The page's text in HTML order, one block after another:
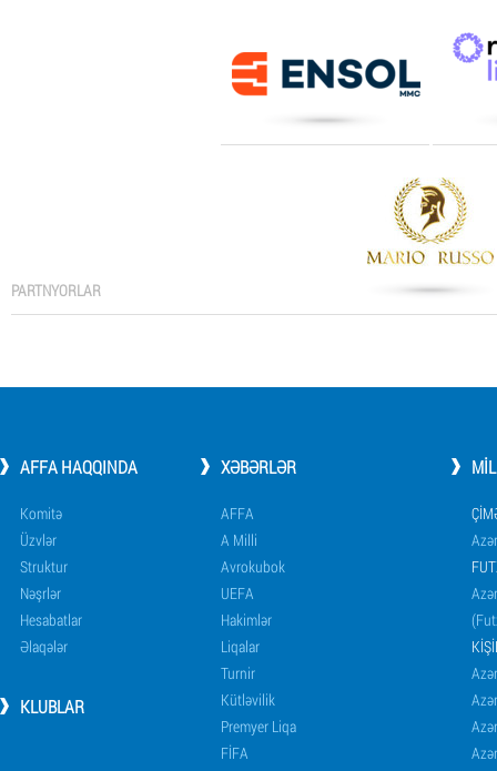
PARTNYORLAR
AFFA HAQQINDA
Komitə
Üzvlər
Struktur
Nəşrlər
Hesabatlar
Əlaqələr
KLUBLAR
XƏBƏRLƏR
AFFA
A Milli
Avrokubok
UEFA
Hakimlər
Liqalar
Turnir
Kütləvilik
Premyer Liqa
FİFA